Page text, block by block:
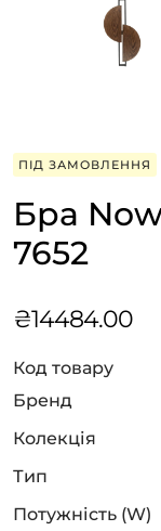
ПІД ЗАМОВЛЕННЯ
Бра
7652
₴14484.00
Код товару
Бренд
Колекція
Тип
Потужність (W)